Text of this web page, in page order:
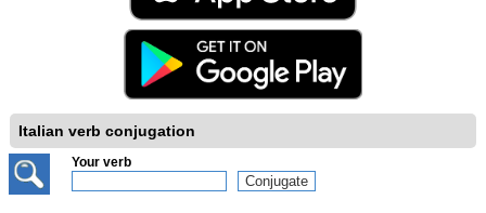
Italian verb conjugation
Your verb